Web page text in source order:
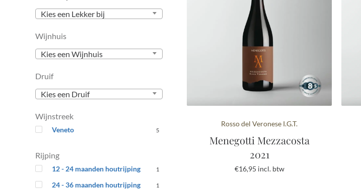
Kies een Lekker bij
Wijnhuis
Kies een Wijnhuis
Druif
Kies een Druif
Wijnstreek
Veneto 5
Rijping
12 - 24 maanden houtrijping 1
24 - 36 maanden houtrijping 1
Rosso del Veronese I.G.T.
Menegotti Mezzacosta
2021
€16,95 incl. btw